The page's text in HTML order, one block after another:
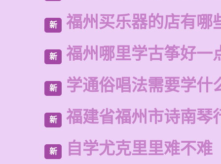
新 福州买乐器的店有哪
新 福州哪里学古筝好一
新 学通俗唱法需要学什
新 福建省福州市诗南琴
新 自学尤克里里难不难